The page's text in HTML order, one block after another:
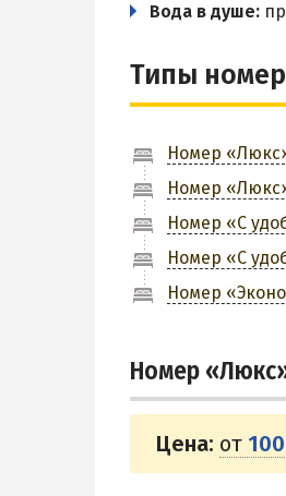
Вода в душе:
Типы
Номер
Номер
Номер «С
Номер «С
Номер
Номер
Цена: от